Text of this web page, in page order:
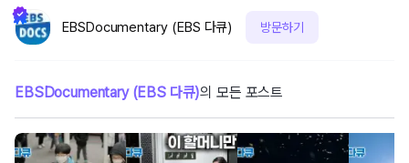
EBSDocumentary (EBS 다큐) 방문하기
EBSDocumentary (EBS 다큐)의 모든 포스트